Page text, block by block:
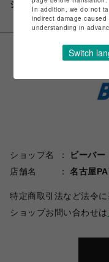
シェアする
ショップ名
ビーバー
店舗名
名古屋
特定商取引法など法令
ショップお問い合わせは
In addition, we do not
indirect damage
understanding in
Switch